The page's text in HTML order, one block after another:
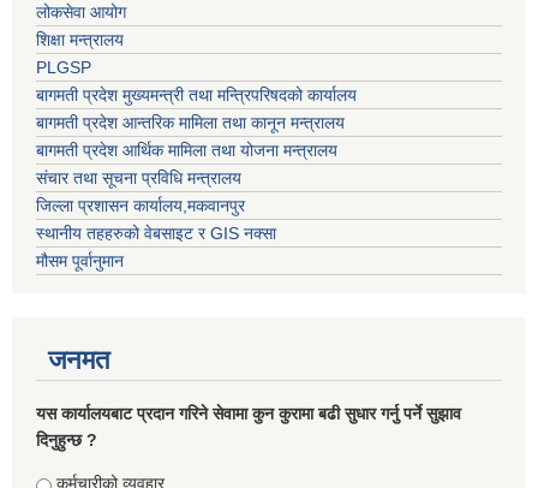
लोकसेवा आयोग
शिक्षा मन्त्रालय
PLGSP
बागमती प्रदेश मुख्यमन्त्री तथा मन्त्रिपरिषदको कार्यालय
बागमती प्रदेश आन्तरिक मामिला तथा कानून मन्त्रालय
बागमती प्रदेश आर्थिक मामिला तथा योजना मन्त्रालय
संचार तथा सूचना प्रविधि मन्त्रालय
जिल्ला प्रशासन कार्यालय,मकवानपुर
स्थानीय तहहरुको वेबसाइट र GIS नक्सा
मौसम पूर्वानुमान
जनमत
यस कार्यालयबाट प्रदान गरिने सेवामा कुन कुरामा बढी सुधार गर्नु पर्ने सुझाव
दिनुहुन्छ ?
Choices
कर्मचारीको व्यवहार